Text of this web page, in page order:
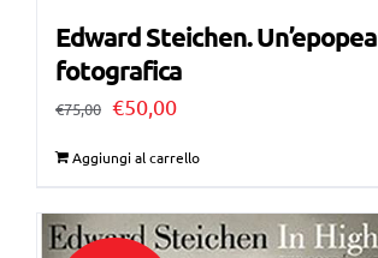
Edward Steichen. Un’epopea
fotografica
€75,00 Il
era:
€50,00Il
è:
Aggiungi al carrello